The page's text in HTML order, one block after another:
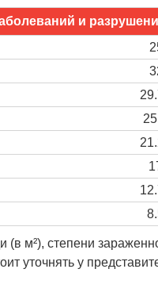
и
м²), степени
уточнять у